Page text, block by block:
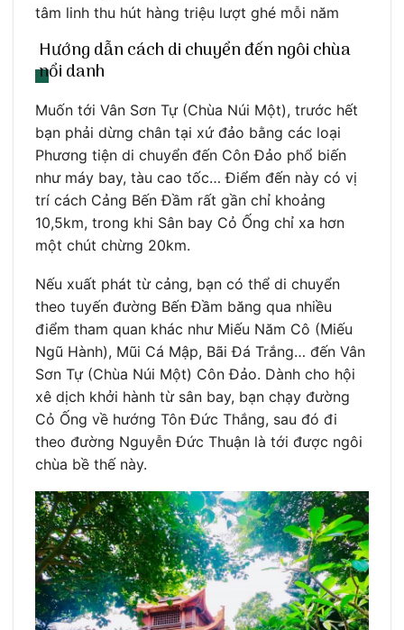
tâm linh thu hút hàng triệu lượt ghé mỗi năm
Hướng dẫn cách di chuyển đến ngôi chùa
nổi danh
Muốn tới Vân Sơn Tự (Chùa Núi Một), trước hết
bạn phải dừng chân tại xứ đảo bằng các loại
Phương tiện di chuyển đến Côn Đảo phổ biến
như máy bay, tàu cao tốc… Điểm đến này có vị
trí cách Cảng Bến Đầm rất gần chỉ khoảng
10,5km, trong khi Sân bay Cỏ Ống chỉ xa hơn
một chút chừng 20km.
Nếu xuất phát từ cảng, bạn có thể di chuyển
theo tuyến đường Bến Đầm băng qua nhiều
điểm tham quan khác như Miếu Năm Cô (Miếu
Ngũ Hành), Mũi Cá Mập, Bãi Đá Trắng… đến Vân
Sơn Tự (Chùa Núi Một) Côn Đảo. Dành cho hội
xê dịch khởi hành từ sân bay, bạn chạy đường
Cỏ Ống về hướng Tôn Đức Thắng, sau đó đi
theo đường Nguyễn Đức Thuận là tới được ngôi
chùa bề thế này.